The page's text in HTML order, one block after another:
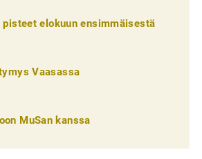
elokuun ensimmäisestä
Vaasassa
MuSan kanssa